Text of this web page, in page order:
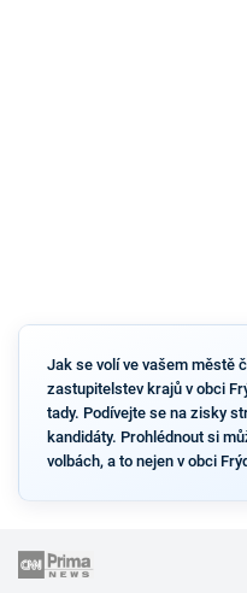
Jak se volí ve vašem městě
zastupitelstev krajů v obci
tady. Podívejte se na zisky
kandidáty. Prohlédnout si
volbách, a to nejen v obci